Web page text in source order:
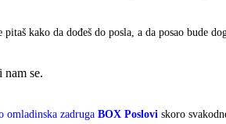
pitaš kako da dođeš do posla, a da posao bude
nam se.
omladinska zadruga BOX Poslovi skoro